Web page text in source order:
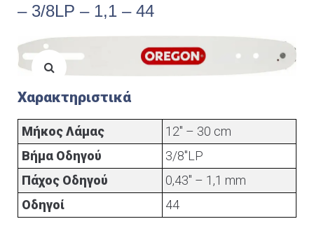
– 3/8LP – 1,1 – 44
Χαρακτηριστικά
Μήκος Λάμας
12" – 30 cm
Βήμα Οδηγού
3/8"LP
Πάχος Οδηγού
0,43" – 1,1 mm
Οδηγοί
44